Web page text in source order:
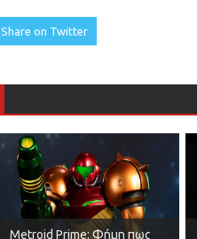
Share on Twitter
Metroid Prime: Φήμη πως